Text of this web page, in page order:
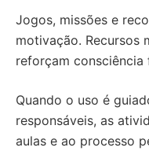
Jogos, missões e
motivação. Recursos
reforçam
Quando o uso é
responsáveis, as
aulas e ao processo